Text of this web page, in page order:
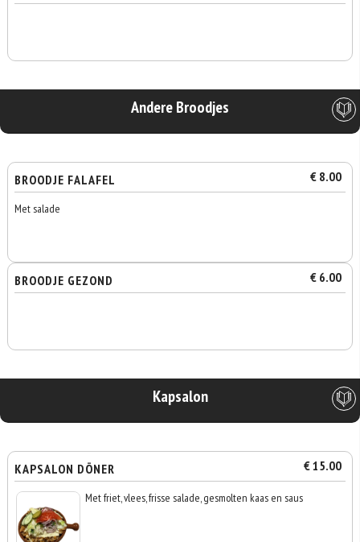
Andere Broodjes
BROODJE FALAFEL € 8.00
Met salade
BROODJE GEZOND € 6.00
Kapsalon
KAPSALON DÖNER € 15.00
Met friet, vlees, frisse salade, gesmolten kaas en saus